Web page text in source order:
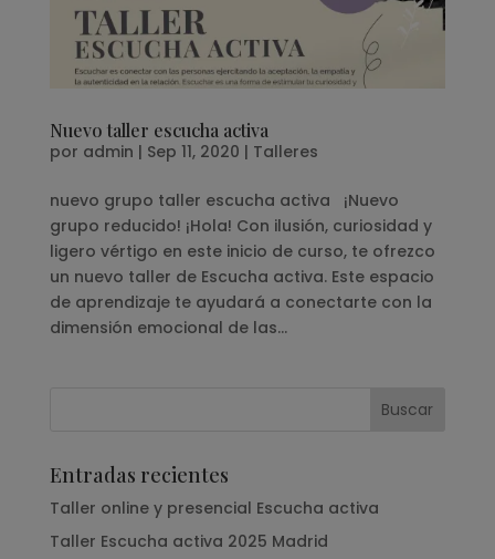
Nuevo taller escucha activa
por admin | Sep 11, 2020 | Talleres
nuevo grupo taller escucha activa ¡Nuevo
grupo reducido! ¡Hola! Con ilusión, curiosidad y
ligero vértigo en este inicio de curso, te ofrezco
un nuevo taller de Escucha activa. Este espacio
de aprendizaje te ayudará a conectarte con la
dimensión emocional de las...
Entradas recientes
Taller online y presencial Escucha activa
Taller Escucha activa 2025 Madrid